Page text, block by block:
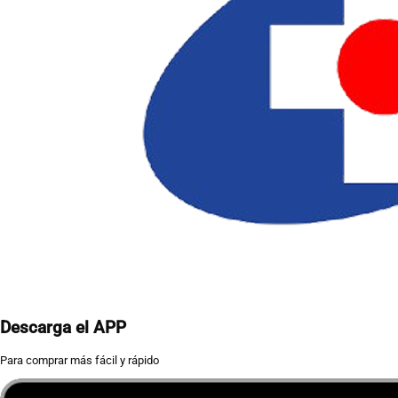
Descarga el APP
Para comprar más fácil y rápido